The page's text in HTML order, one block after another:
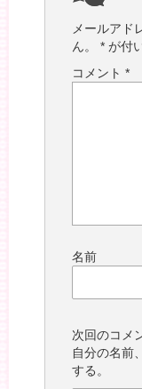
メールアド
ん。
* が付
コメント *
名前
次回のコメ
自分の名前
する。